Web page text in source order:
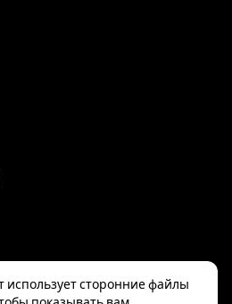
использует сторонние файлы